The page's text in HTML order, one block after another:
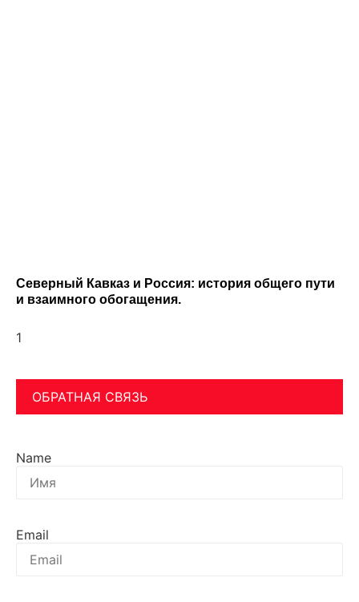
Северный Кавказ и Россия: история общего пути
и взаимного обогащения.
ОБРАТНАЯ СВЯЗЬ
Name
Email